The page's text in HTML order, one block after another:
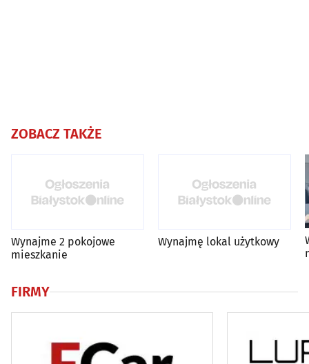
ZOBACZ TAKŻE
Wynajme 2 pokojowe
mieszkanie
Wynajmę lokal użytkowy
FIRMY